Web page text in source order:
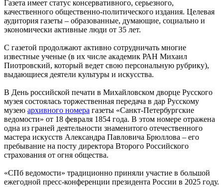
Газета имеет статус консервативного, серьезного,
качественного общественно-политического издания. Целевая
аудитория газеты – образованные, думающие, социально и
экономически активные люди от 35 лет.
С газетой продолжают активно сотрудничать многие
известные ученые (в их числе академик РАН Михаил
Пиотровский, который ведет свою персональную рубрику),
выдающиеся деятели культуры и искусства.
В День российской печати в Михайловском дворце Русского
музея состоялась торжественная передача в дар Русскому
музею архивного номера газеты «Санкт-Петербургские
ведомости» от 18 февраля 1854 года. В этом номере отражена
одна из граней деятельности знаменитого отечественного
мастера искусств Александра Павловича Брюллова – его
пребывание на посту директора Второго Российского
страхования от огня общества.
«СПб ведомости» традиционно приняли участие в большой
ежегодной пресс-конференции президента России в 2025 году.